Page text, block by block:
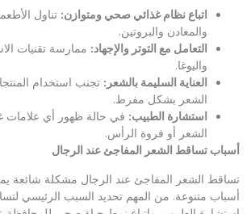
اتباع نظام غذائي صحي ومتوازن: تناول
والمعادن والبروتين.
التعامل مع التوتر والإجهاد: ممارسة تقنيات
واليوغا.
العناية السليمة بالشعر : تجنب استخدام
الشعر بشكل مفرط.
استشارة الطبيب: في حالة ظهور أي علامات
الشعر أو فروة الرأس.
أسباب تساقط الشعر المفاجئ عند الرجال
تساقط الشعر المفاجئ عند الرجال مشكلة شائعة
أسباب متنوعة. من المهم تحديد السبب الرئيسي